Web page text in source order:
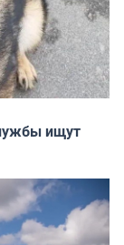
ищут